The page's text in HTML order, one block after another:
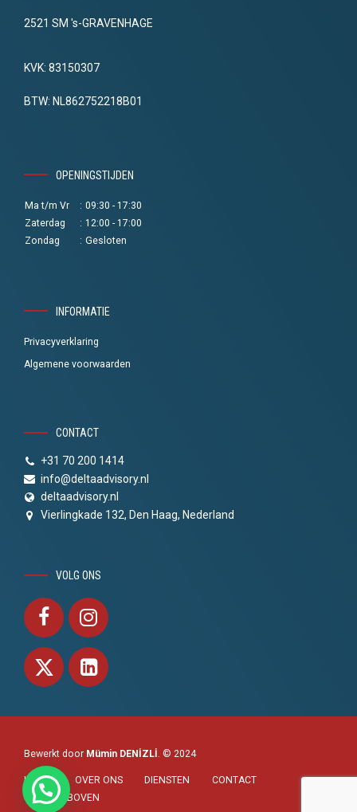
2521 SM 's-GRAVENHAGE
KVK: 83150307
BTW: NL862752218B01
OPENINGSTIJDEN
Ma t/m Vr : 09:30 - 17:30
Zaterdag
: 12:00 - 17:00
Zondag
: Gesloten
INFORMATIE
Privacyverklaring
Algemene voorwaarden
CONTACT
+31 70 200 1414
info@deltaadvisory.nl
deltaadvisory.nl
Vierlingkade 132, Den Haag, Nederland
VOLG ONS
Bewerkt door Mümin DENİZLİ . © 2024
HOME OVER ONS DIENSTEN
CONTACT
NAAR BOVEN